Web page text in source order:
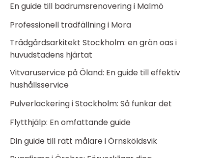
En guide till badrumsrenovering i Malmö
Professionell trädfällning i Mora
Trädgårdsarkitekt Stockholm: en grön oas i
huvudstadens hjärtat
Vitvaruservice på Öland: En guide till effektiv
hushållsservice
Pulverlackering i Stockholm: Så funkar det
Flytthjälp: En omfattande guide
Din guide till rätt målare i Örnsköldsvik